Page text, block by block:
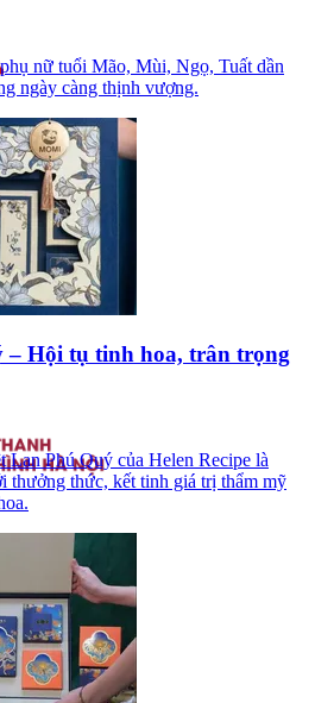
nữ tuổi Mão, Mùi, Ngọ, Tuất dần
ngày càng thịnh vượng.
– Hội tụ tinh hoa, trân trọng
Lan Phú Quý của Helen Recipe là
thưởng thức, kết tinh giá trị thẩm mỹ